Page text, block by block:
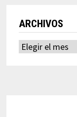
ARCHIVOS
Archivos